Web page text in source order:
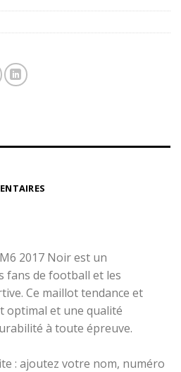
2017 Noir est un
fans de football et les
Ce maillot tendance et
optimal et une qualité
à toute épreuve.
: ajoutez votre nom, numéro